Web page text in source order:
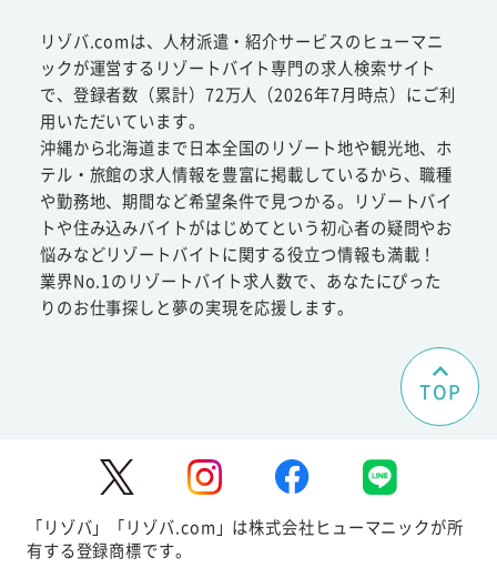
リゾバ.comは、人材派遣・紹介サービスのヒューマニ
ックが運営するリゾートバイト専門の求人検索サイト
で、登録者数（累計）72万人（2026年7月時点）にご利
用いただいています。
沖縄から北海道まで日本全国のリゾート地や観光地、ホ
テル・旅館の求人情報を豊富に掲載しているから、職種
や勤務地、期間など希望条件で見つかる。リゾートバイ
トや住み込みバイトがはじめてという初心者の疑問やお
悩みなどリゾートバイトに関する役立つ情報も満載！
業界No.1のリゾートバイト求人数で、あなたにぴった
りのお仕事探しと夢の実現を応援します。
TOP
「リゾバ」「リゾバ.com」は株式会社ヒューマニックが所
有する登録商標です。